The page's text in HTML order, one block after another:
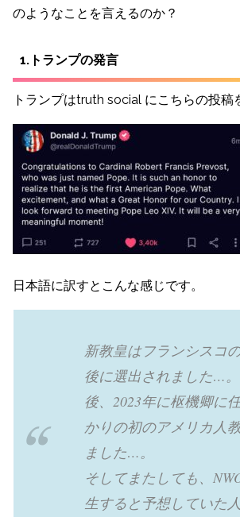
のようなことを言えるのか？
1.トランプの発言
トランプはtruth social にこちらの投稿
日本語に訳すとこんな感じです。
新教皇はフランシスコ
後に選出されました…
後、2023年に枢機卿に
かりの初のアメリカ人
ました…。
そしてまたしても、
生すると予想していた